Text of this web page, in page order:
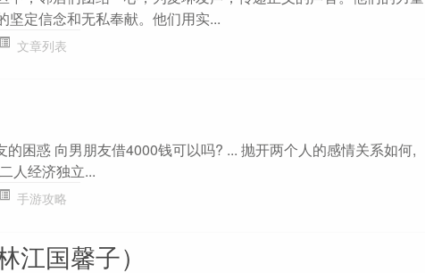
坚定信念和无私奉献。他们用实...
文章列表
的困惑 向男朋友借4000钱可以吗? ... 抛开两个人的感情关系如何,
人经济独立...
手游攻略
江国馨子）